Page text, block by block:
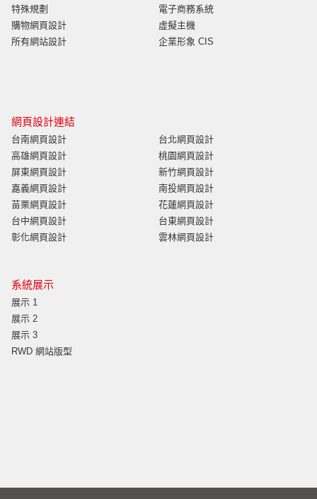
特殊規劃
購物網頁設計
所有網站設計
電子商務系統
虛擬主機
企業形象 CIS
網頁設計連結
台南網頁設計
高雄網頁設計
屏東網頁設計
嘉義網頁設計
苗栗網頁設計
台中網頁設計
彰化網頁設計
台北網頁設計
桃園網頁設計
新竹網頁設計
南投網頁設計
花蓮網頁設計
台東網頁設計
雲林網頁設計
系統展示
展示 1
展示 2
展示 3
RWD 網站版型